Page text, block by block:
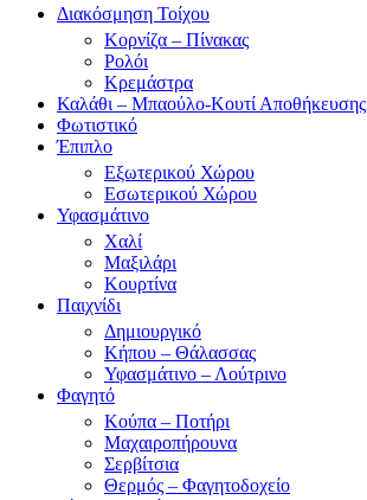
Διακόσμηση Τοίχου
Κορνίζα – Πίνακας
Ρολόι
Κρεμάστρα
Καλάθι – Μπαούλο-Κουτί Αποθήκευσης
Φωτιστικό
Έπιπλο
Εξωτερικού Χώρου
Εσωτερικού Χώρου
Υφασμάτινο
Χαλί
Μαξιλάρι
Κουρτίνα
Παιχνίδι
Δημιουργικό
Κήπου – Θάλασσας
Υφασμάτινο – Λούτρινο
Φαγητό
Κούπα – Ποτήρι
Μαχαιροπήρουνα
Σερβίτσια
Θερμός – Φαγητοδοχείο